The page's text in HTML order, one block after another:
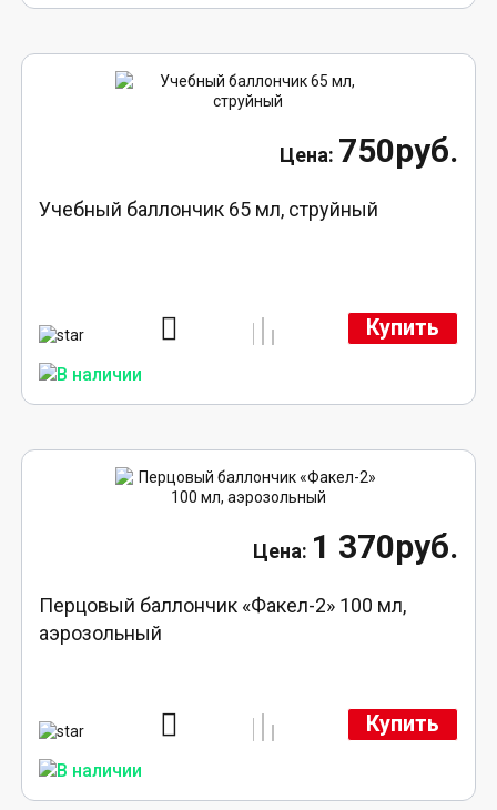
750руб.
Учебный баллончик 65 мл, струйный
Купить
1 370руб.
Перцовый баллончик «Факел-2» 100 мл,
аэрозольный
Купить